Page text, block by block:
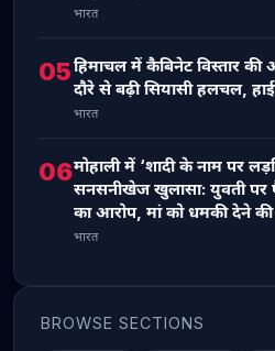
भारत
05हिमाचल में कैबिनेट विस्तार
दौरे से बढ़ी सियासी हलचल,
भारत
06मोहाली में ‘शादी के नाम पर
सनसनीखेज खुलासा: युवती पर
का आरोप, मां को धमकी देने
भारत
BROWSE SECTIONS